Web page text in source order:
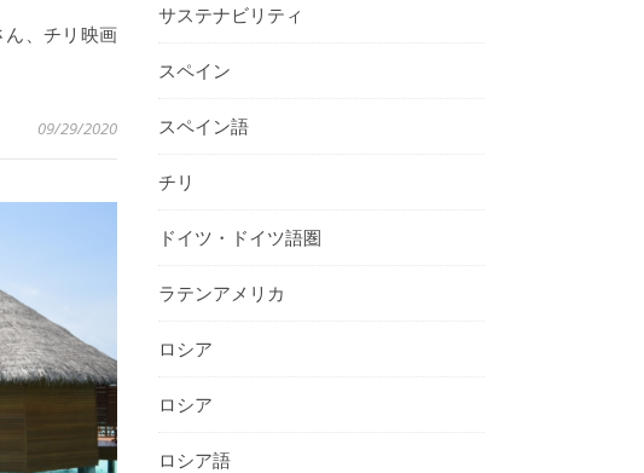
、チリ映画
09/29/2020
サステナビリティ
スペイン
スペイン語
チリ
ドイツ・ドイツ語圏
ラテンアメリカ
ロシア
ロシア
ロシア語